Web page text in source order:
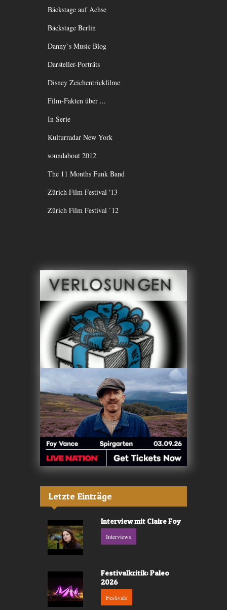
Bäckstage auf Achse
Bäckstage Berlin
Danny`s Music Blog
Darsteller-Porträts
Disney Zeichentrickfilme
Film-Fakten über ...
In Serie
Kulturradar New York
soundabout 2012
The 11 Months Funk Band
Zürich Film Festival '13
Zürich Film Festival `12
Letzte Einträge
Interview mit Claire Foy
Interviews
Festivalkritik: Paleo
2026
Festivals